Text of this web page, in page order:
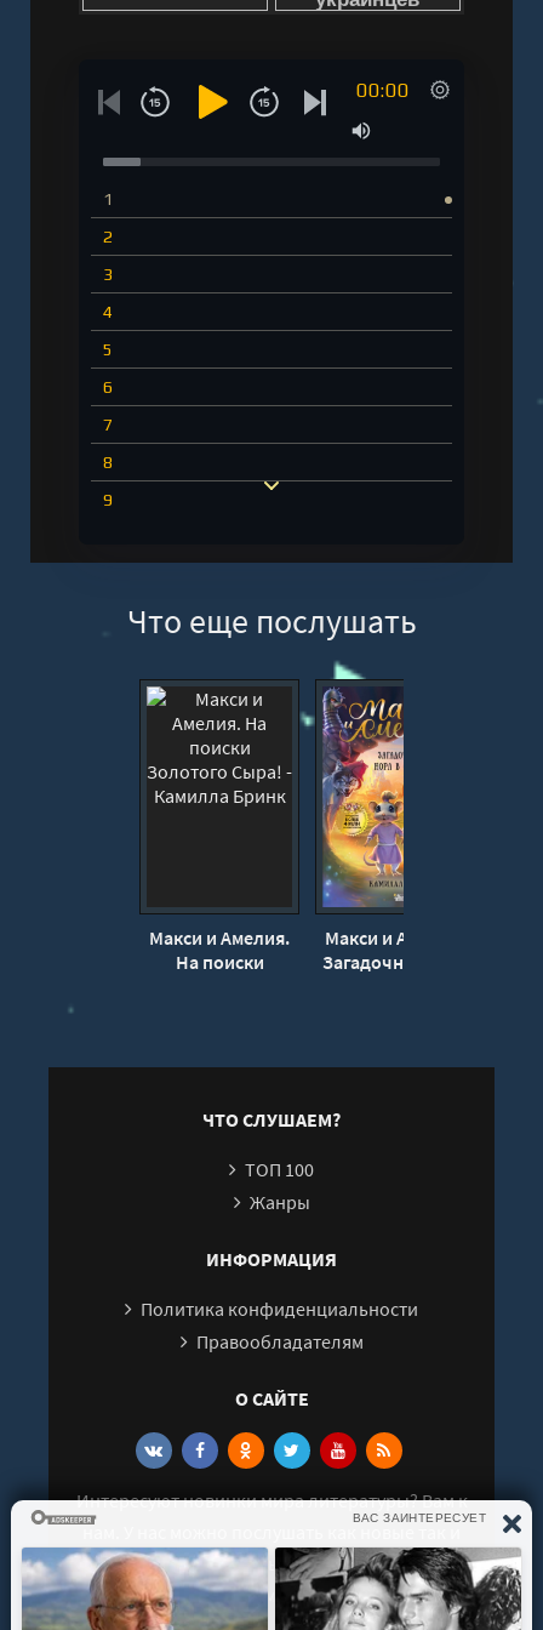
00:00
1
2
3
4
5
6
7
8
9
Что еще послушать
Макси и Амелия.
На поиски
Макси и Амелия.
Загадочная нора
ЧТО СЛУШАЕМ?
ТОП 100
Жанры
ИНФОРМАЦИЯ
Политика конфиденциальности
Правообладателям
О САЙТЕ
Интересуют новинки мира литературы? Вам к
нам. У нас можно послушать как новые так и
старые аудиокниги. Выбрать и поделиться с
друзьями лучшими аудиокнигами!